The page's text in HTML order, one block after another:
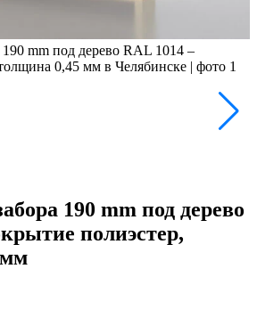
190 mm под дерево
полиэстер,